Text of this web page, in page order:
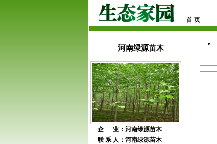
首 页
河南绿源苗木
企 业：河南绿源苗木
联 系 人：河南绿源苗木